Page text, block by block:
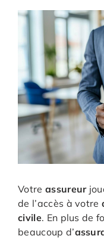
Votre assureur
de l’accès à votre
civile. En plus de
beaucoup d’